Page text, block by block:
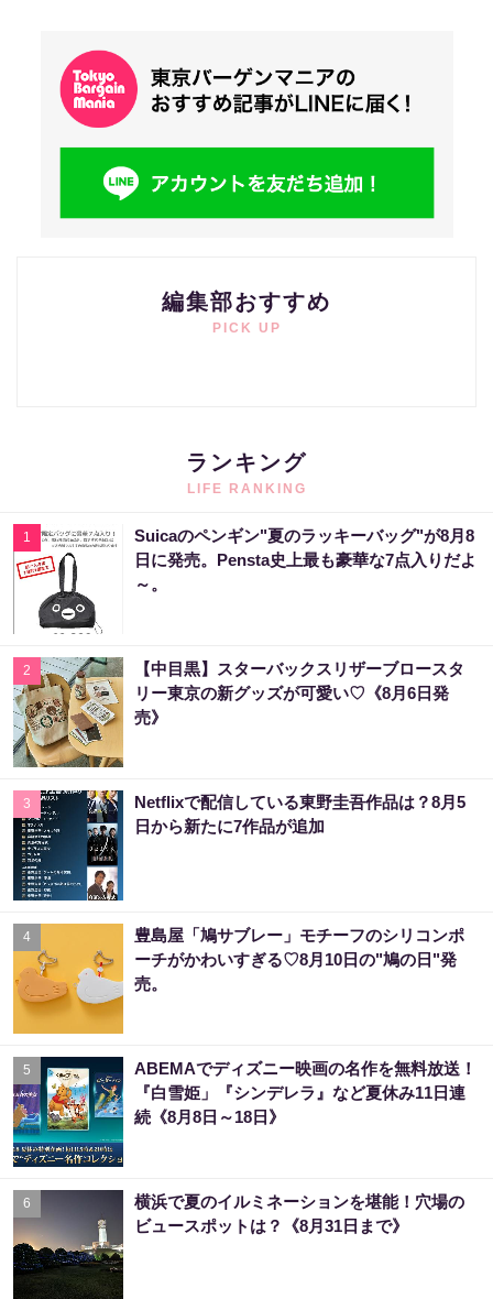
編集部おすすめ
PICK UP
ランキング
LIFE RANKING
1
Suicaのペンギン"夏のラッキーバッグ"が8月8
日に発売。Pensta史上最も豪華な7点入りだよ
～。
2
【中目黒】スターバックスリザーブロースタ
リー東京の新グッズが可愛い♡《8月6日発
売》
3
Netflixで配信している東野圭吾作品は？8月5
日から新たに7作品が追加
4
豊島屋「鳩サブレー」モチーフのシリコンポ
ーチがかわいすぎる♡8月10日の"鳩の日"発
売。
5
ABEMAでディズニー映画の名作を無料放送！
『白雪姫」『シンデレラ』など夏休み11日連
続《8月8日～18日》
6
横浜で夏のイルミネーションを堪能！穴場の
ビュースポットは？《8月31日まで》